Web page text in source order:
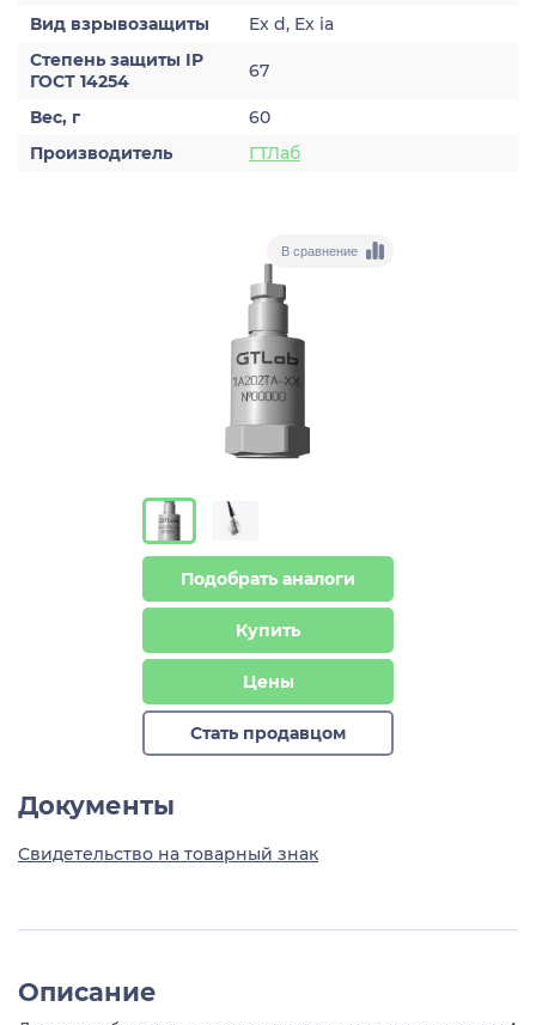
Вид взрывозащиты
Ex d, Ex ia
Степень защиты IP
ГОСТ 14254
67
Вес, г
60
Производитель
ГТЛаб
В сравнение
Подобрать аналоги
Купить
Цены
Стать продавцом
Документы
Свидетельство на товарный знак
Описание